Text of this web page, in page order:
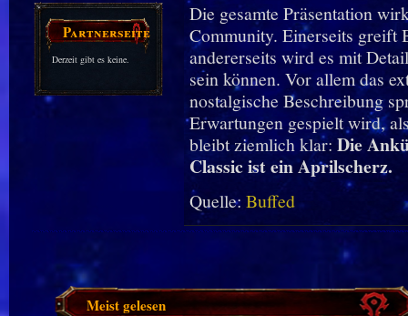
Partnerseiten
Derzeit gibt es keine.
Die gesamte Präsentation
Community. Einerseits greift
andererseits wird es mit
sein können. Vor allem das
nostalgische Beschreibung
Erwartungen gespielt wird,
bleibt ziemlich klar: Die
Classic ist ein Aprilscherz.
Quelle:Buffed
Meist gelesen